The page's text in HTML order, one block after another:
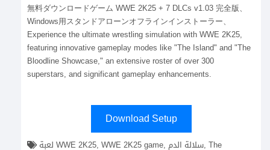
無料ダウンロードゲーム WWE 2K25 + 7 DLCs v1.03 完全版、
Windows用スタンドアローンオフラインインストーラー、
Experience the ultimate wrestling simulation with WWE 2K25,
featuring innovative gameplay modes like "The Island" and "The
Bloodline Showcase," an extensive roster of over 300
superstars, and significant gameplay enhancements.
Download Setup